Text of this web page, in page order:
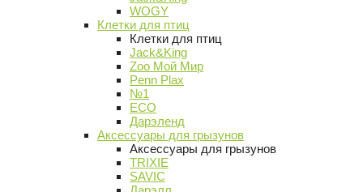
WOGY
Клетки для птиц
Клетки для птиц
Jack&King
Zoo Мой Мир
Penn Plax
№1
ECO
Дарэленд
Аксессуары для грызунов
Аксессуары для грызунов
TRIXIE
SAVIC